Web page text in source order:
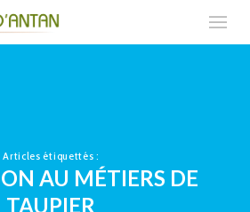
Articles étiquettés :
AU MÉTIERS DE
TAUPIER